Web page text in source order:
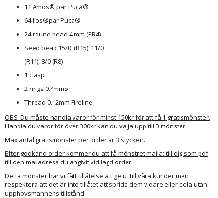
11 Amos® par Puca®
64 Ilos®par Puca®
24 round bead 4 mm (PR4)
Seed bead 15/0, (R15), 11/0
(R11), 8/0 (R8)
1 clasp
2 rings 0.4mmø
Thread 0.12mm Fireline
OBS! Du måste handla varor för minst 150kr för att få 1 gratismönster.
Handla du varor för över 300kr kan du välja upp till 3 mönster.
Max antal gratismönster per order är 3 stycken.
Efter godkänd order kommer du att få mönstret mailat till dig som pdf
till den mailadress du angivit vid lagd order.
Detta mönster har vi fått tillåtelse att ge ut till våra kunder men
respektera att det är inte tillåtet att sprida dem vidare eller dela utan
upphovsmannens tillstånd.